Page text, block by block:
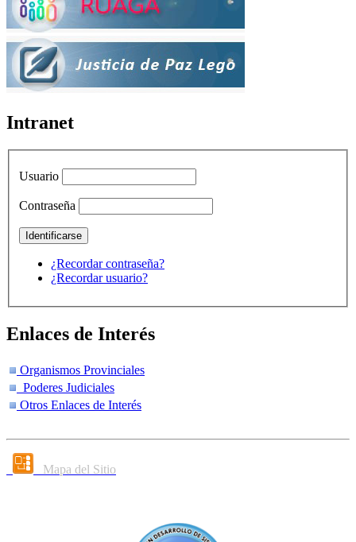
Intranet
Usuario
Contraseña
¿Recordar contraseña?
¿Recordar usuario?
Enlaces de Interés
Organismos Provinciales
Poderes Judiciales
Otros Enlaces de Interés
Mapa del Sitio